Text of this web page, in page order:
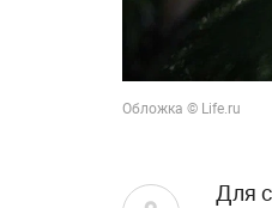
Обложка © Life.ru
Для